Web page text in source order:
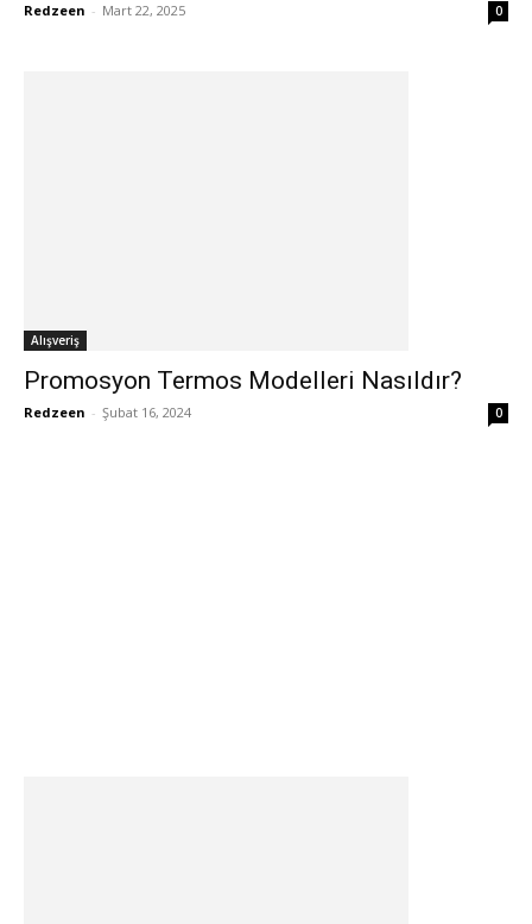
Redzeen - Mart 22, 2025 0
Alışveriş
Promosyon Termos Modelleri Nasıldır?
Redzeen - Şubat 16, 2024 0